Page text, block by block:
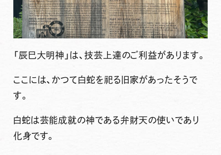
「辰巳大明神」は、 技芸上達のご利益があります。
ここには、かつて白蛇を祀る旧家があったそうで
す。
白蛇は芸能成就の神である弁財天の使いであり
化身です。